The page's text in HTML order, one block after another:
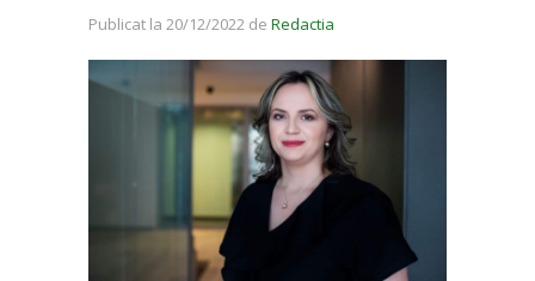
Publicat la 20/12/2022 de Redactia